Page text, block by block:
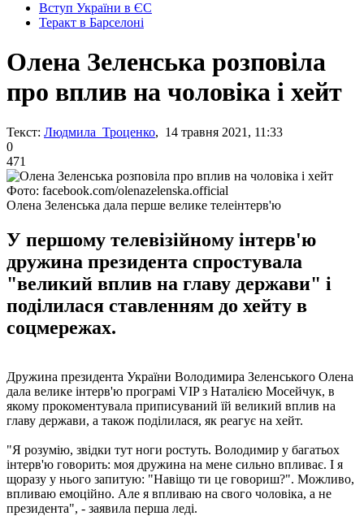
Вступ України в ЄС
Теракт в Барселоні
Олена Зеленська розповіла
про вплив на чоловіка і хейт
Текст: Людмила Троценко, 14 травня 2021, 11:33
0
471
Фото: facebook.com/olenazelenska.official
Олена Зеленська дала перше велике телеінтерв'ю
У першому телевізійному інтерв'ю
дружина президента спростувала
"великий вплив на главу держави" і
поділилася ставленням до хейту в
соцмережах.
Дружина президента України Володимира Зеленського Олена
дала велике інтерв'ю програмі VIP з Наталією Мосейчук, в
якому прокоментувала приписуваний їй великий вплив на
главу держави, а також поділилася, як реагує на хейт.
"Я розумію, звідки тут ноги ростуть. Володимир у багатьох
інтерв'ю говорить: моя дружина на мене сильно впливає. І я
щоразу у нього запитую: "Навіщо ти це говориш?". Можливо,
впливаю емоційно. Але я впливаю на свого чоловіка, а не
президента", - заявила перша леді.